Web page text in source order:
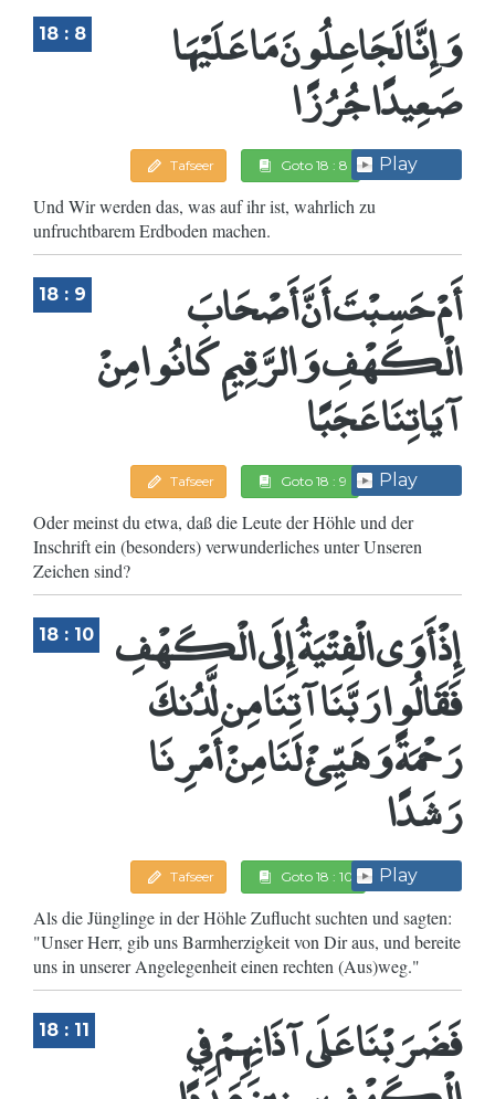
18 : 8 وَإِنَّا لَجَاعِلُونَ مَا عَلَيْهَا
صَعِيدًا جُرُزًا
Tafseer Goto 18 : 8 Play
Und Wir werden das, was auf ihr ist, wahrlich zu
unfruchtbarem Erdboden machen.
18 : 9 أَمْ حَسِبْتَ أَنَّ أَصْحَابَ
الْكَهْفِ وَالرَّقِيمِ كَانُوا مِنْ
آيَاتِنَا عَجَبًا
Tafseer Goto 18 : 9 Play
Oder meinst du etwa, daß die Leute der Höhle und der
Inschrift ein (besonders) verwunderliches unter Unseren
Zeichen sind?
18 : 10 إِذْ أَوَى الْفِتْيَةُ إِلَى الْكَهْفِ
فَقَالُوا رَبَّنَا آتِنَا مِن لَّدُنكَ
رَحْمَةً وَهَيِّئْ لَنَا مِنْ أَمْرِنَا
رَشَدًا
Tafseer Goto 18 : 10 Play
Als die Jünglinge in der Höhle Zuflucht suchten und sagten:
"Unser Herr, gib uns Barmherzigkeit von Dir aus, und bereite
uns in unserer Angelegenheit einen rechten (Aus)weg."
18 : 11 فَضَرَبْنَا عَلَى آذَانِهِمْ فِي